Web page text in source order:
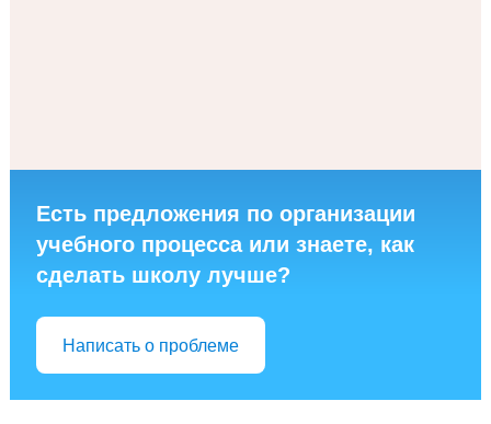
Есть предложения по организации
учебного процесса или знаете, как
сделать школу лучше?
Написать о проблеме